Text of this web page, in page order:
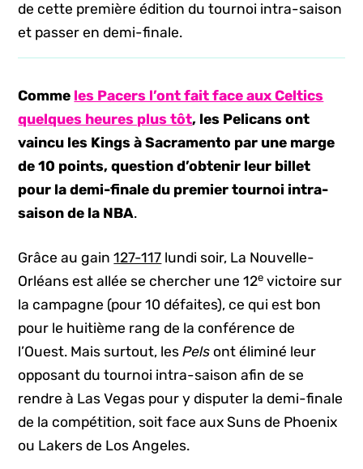
de cette première édition du tournoi intra-saison
et passer en demi-finale.
Comme les Pacers l’ont fait face aux Celtics
quelques heures plus tôt, les Pelicans ont
vaincu les Kings à Sacramento par une marge
de 10 points, question d’obtenir leur billet
pour la demi-finale du premier tournoi intra-
saison de la NBA.
Grâce au gain127-117 lundi soir, La Nouvelle-
Orléans est allée se chercher une 12e victoire sur
la campagne (pour 10 défaites), ce qui est bon
pour le huitième rang de la conférence de
l’Ouest. Mais surtout, lesPelsont éliminé leur
opposant du tournoi intra-saison afin de se
rendre à Las Vegas pour y disputer la demi-finale
de la compétition, soit face aux Suns de Phoenix
ou Lakers de Los Angeles.